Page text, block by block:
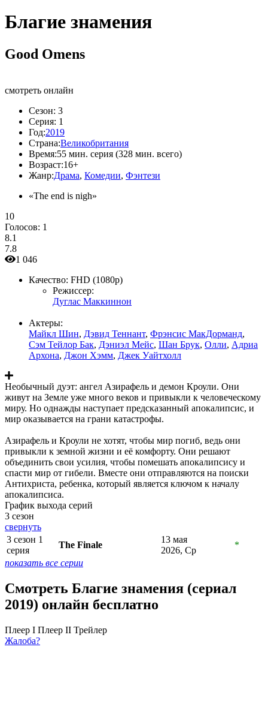
Благие знамения
Good Omens
смотреть онлайн
Сезон: 3
Серия: 1
Год:2019
Страна:Великобритания
Время:55 мин. серия (328 мин. всего)
Возраст:16+
Жанр:Драма, Комедии, Фэнтези
«The end is nigh»
10
Голосов: 1
8.1
7.8
1 046
Качество: FHD (1080p)
Режиссер:
Дуглас Маккиннон
Актеры:
Майкл Шин, Дэвид Теннант, Фрэнсис МакДорманд,
Сэм Тейлор Бак, Дэниэл Мейс, Шан Брук, Олли, Адриа
Архона, Джон Хэмм, Джек Уайтхолл
Необычный дуэт: ангел Азирафель и демон Кроули. Они
живут на Земле уже много веков и привыкли к человеческому
миру. Но однажды наступает предсказанный апокалипсис, и
мир оказывается на грани катастрофы.
Азирафель и Кроули не хотят, чтобы мир погиб, ведь они
привыкли к земной жизни и её комфорту. Они решают
объединить свои усилия, чтобы помешать апокалипсису и
спасти мир от гибели. Вместе они отправляются на поиски
Антихриста, ребенка, который является ключом к началу
апокалипсиса.
График выхода серий
3 сезон
свернуть
3 сезон 1
серия
The Finale
13 мая
2026, Ср
*
показать все серии
Смотреть Благие знамения (сериал
2019) онлайн бесплатно
Плеер I Плеер II Трейлер
Жалоба?